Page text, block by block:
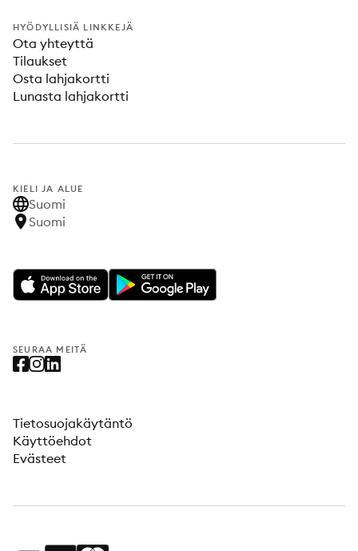
HYÖDYLLISIÄ LINKKEJÄ
Ota yhteyttä
Tilaukset
Osta lahjakortti
Lunasta lahjakortti
KIELI JA ALUE
Suomi
Suomi
SEURAA MEITÄ
Tietosuojakäytäntö
Käyttöehdot
Evästeet